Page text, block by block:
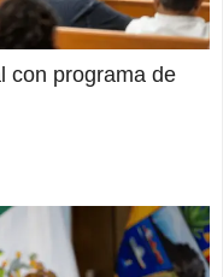
con programa de